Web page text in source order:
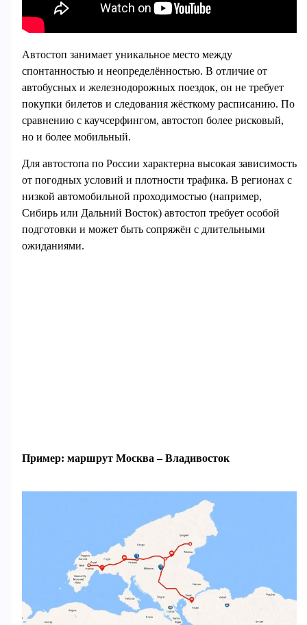
Автостоп занимает уникальное место между
спонтанностью и неопределённостью. В отличие от
автобусных и железнодорожных поездок, он не требует
покупки билетов и следования жёсткому расписанию. По
сравнению с каучсерфингом, автостоп более рисковый,
но и более мобильный.
Для автостопа по России характерна высокая зависимость
от погодных условий и плотности трафика. В регионах с
низкой автомобильной проходимостью (например,
Сибирь или Дальний Восток) автостоп требует особой
подготовки и может быть сопряжён с длительными
ожиданиями.
Пример: маршрут Москва – Владивосток